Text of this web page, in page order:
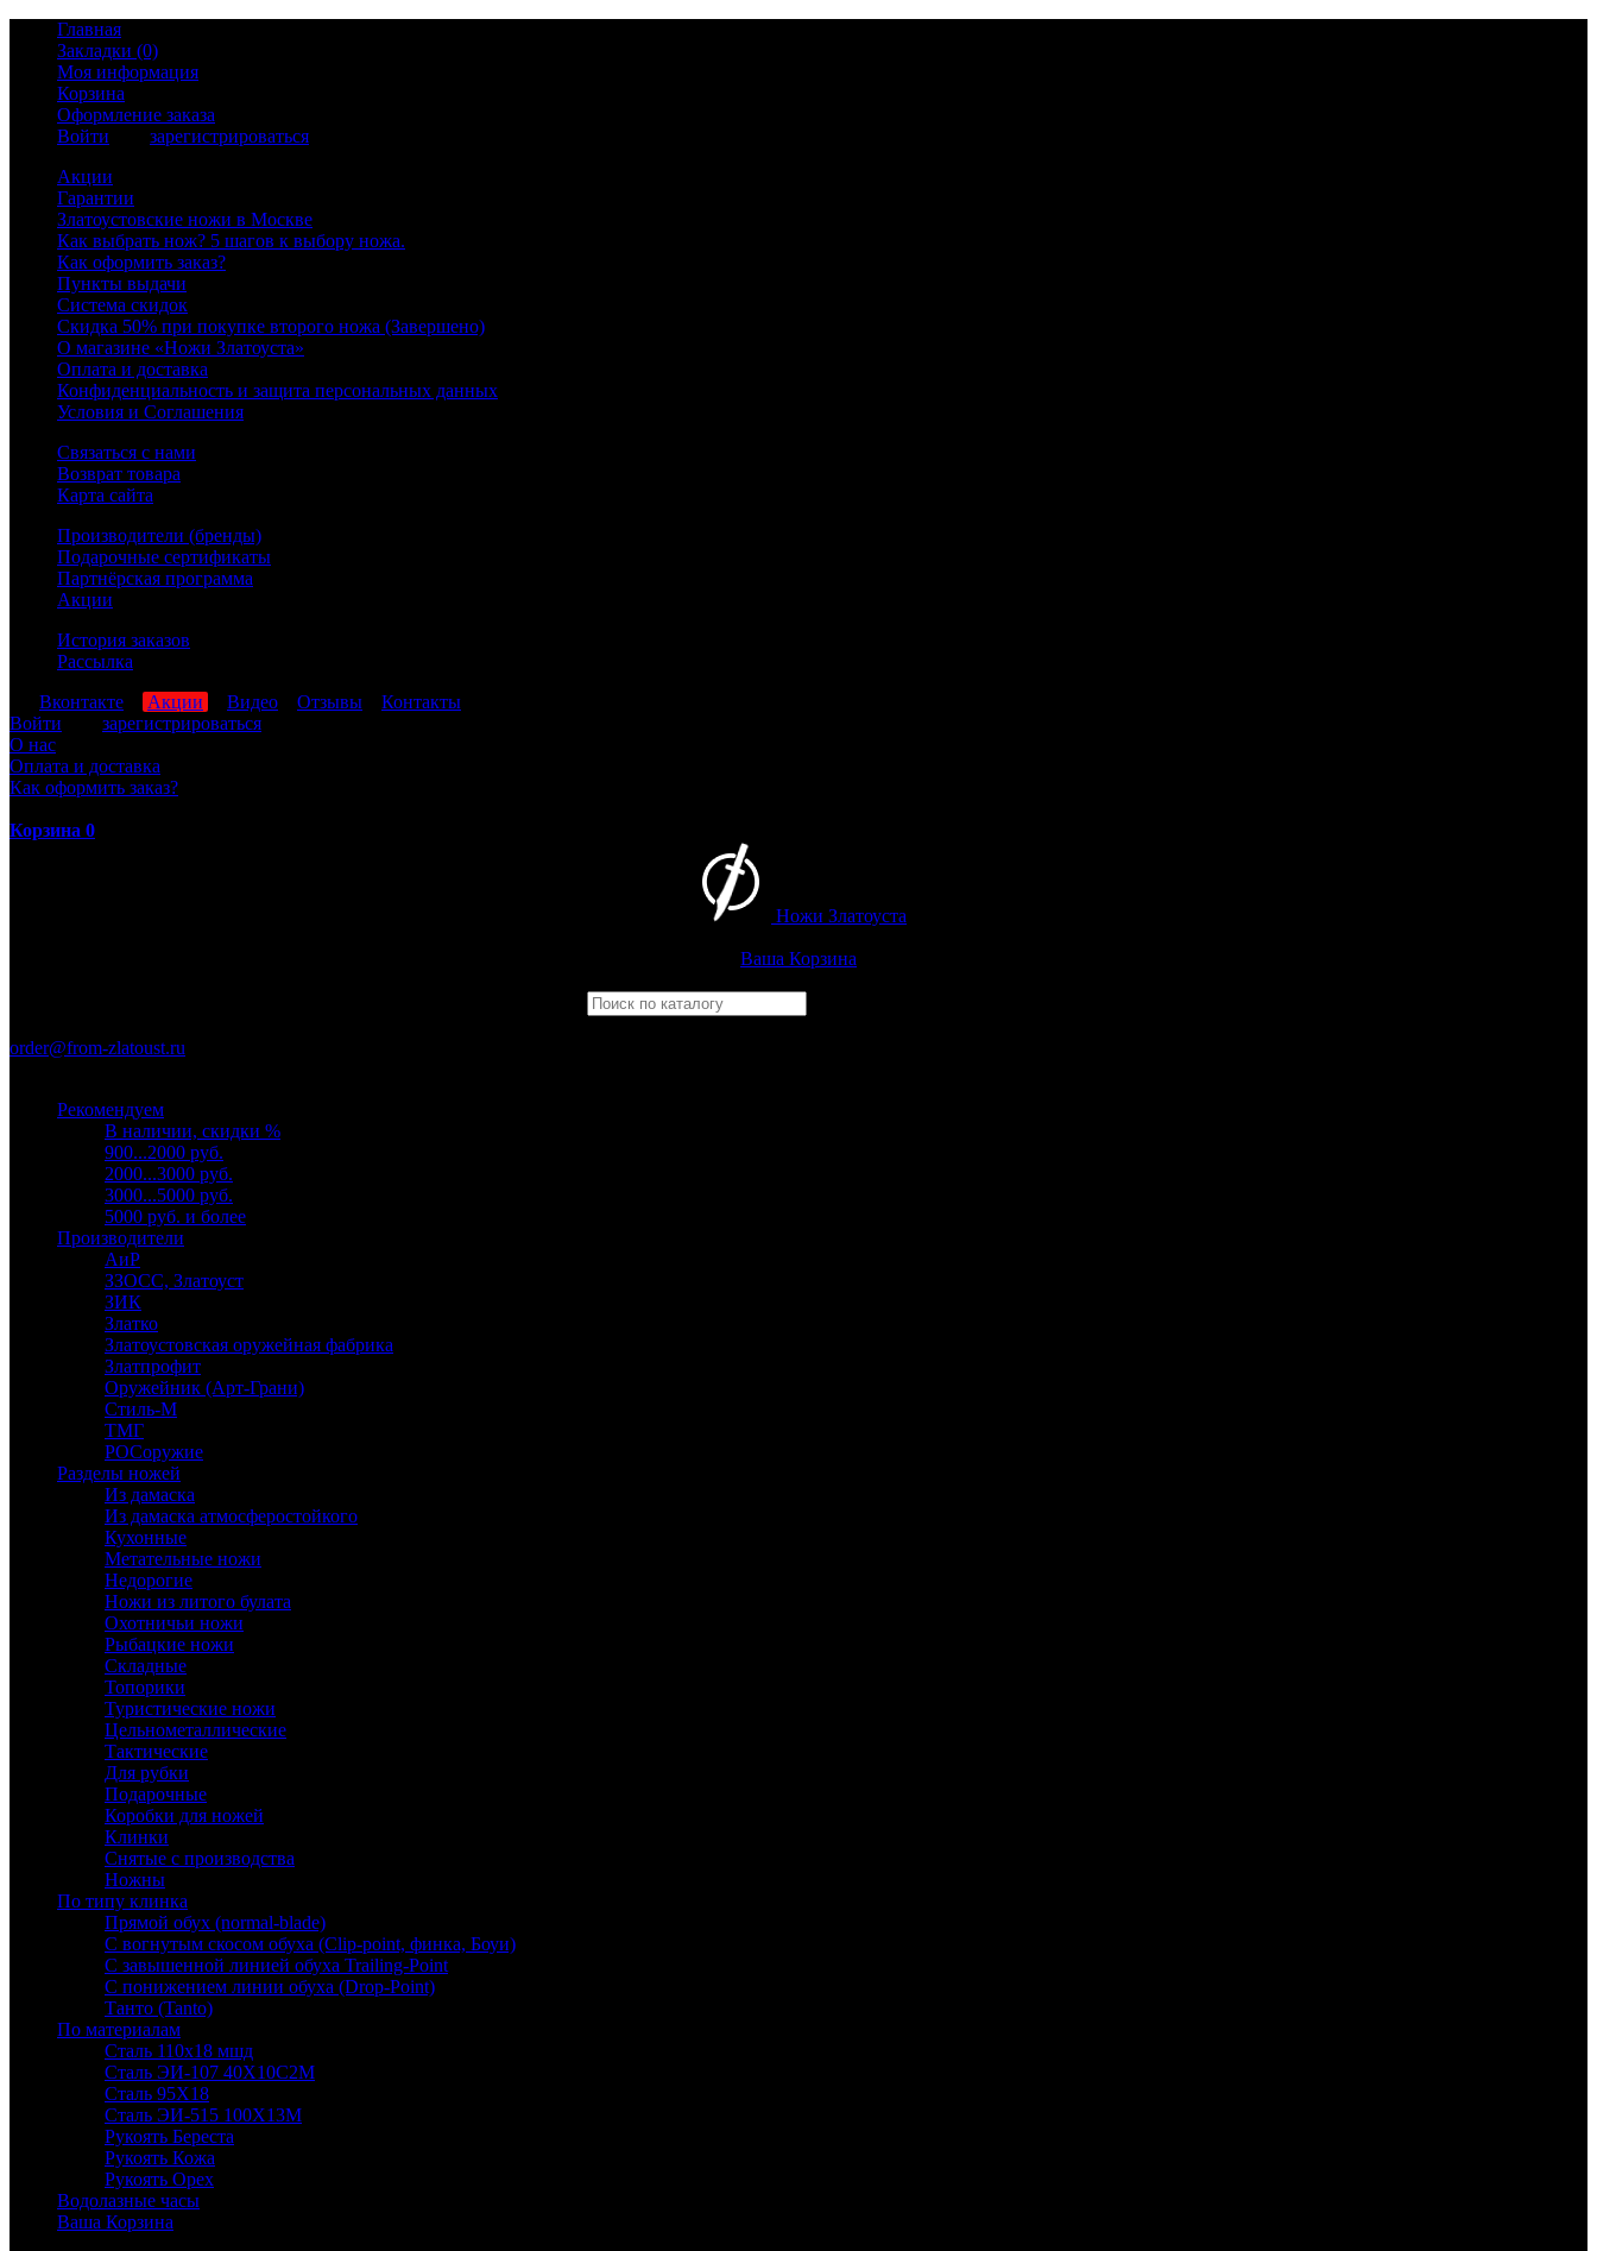
Главная
Закладки (0)
Моя информация
Корзина
Оформление заказа
Войти
зарегистрироваться
Акции
Гарантии
Златоустовские ножи в Москве
Как выбрать нож? 5 шагов к выбору ножа.
Как оформить заказ?
Пункты выдачи
Система скидок
Скидка 50% при покупке второго ножа (Завершено)
О магазине «Ножи Златоуста»
Оплата и доставка
Конфиденциальность и защита персональных данных
Условия и Соглашения
Связаться с нами
Возврат товара
Карта сайта
Производители (бренды)
Подарочные сертификаты
Партнёрская программа
Акции
История заказов
Рассылка
Вконтакте Акции Видео Отзывы
Контакты
Войти
зарегистрироваться
О нас
Оплата и доставка
Как оформить заказ?
Корзина 0
Ножи Златоуста
Ваша Корзина
order@from-zlatoust.ru
Рекомендуем
В наличии, скидки %
900...2000 руб.
2000...3000 руб.
3000...5000 руб.
5000 руб. и более
Производители
АиР
ЗЗОСС, Златоуст
ЗИК
Златко
Златоустовская оружейная фабрика
Златпрофит
Оружейник (Арт-Грани)
Стиль-М
ТМГ
РОСоружие
Разделы ножей
Из дамаска
Из дамаска атмосферостойкого
Кухонные
Метательные ножи
Недорогие
Ножи из литого булата
Охотничьи ножи
Рыбацкие ножи
Складные
Топорики
Туристические ножи
Цельнометаллические
Тактические
Для рубки
Подарочные
Коробки для ножей
Клинки
Снятые с производства
Ножны
По типу клинка
Прямой обух (normal-blade)
С вогнутым скосом обуха (Clip-point, финка, Боуи)
С завышенной линией обуха Trailing-Point
С понижением линии обуха (Drop-Point)
Танто (Tanto)
По материалам
Сталь 110х18 мшд
Сталь ЭИ-107 40Х10С2М
Сталь 95Х18
Сталь ЭИ-515 100Х13М
Рукоять Береста
Рукоять Кожа
Рукоять Орех
Водолазные часы
Ваша Корзина